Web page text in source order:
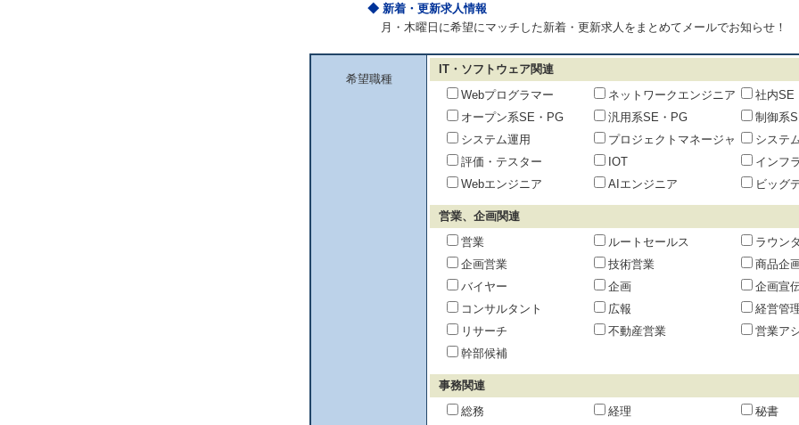
◆ 新着・更新求人情報
月・木曜日に希望にマッチした新着・更新求人をまとめてメールでお知らせ！
希望職種
IT・ソフトウェア関連
Webプログラマー
ネットワークエンジニア
社内SE
オープン系SE・PG
汎用系SE・PG
制御系
システム運用
プロジェクトマネージャ
システ
評価・テスター
IOT
インフ
Webエンジニア
AIエンジニア ビッグ
営業、企画関連
営業
ルートセールス
ラウン
企画営業
技術営業
商品企
バイヤー
企画
企画宣
コンサルタント
広報
経営管
リサーチ
不動産営業
営業ア
幹部候補
事務関連
総務
経理
秘書